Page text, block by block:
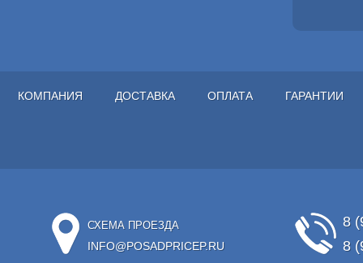
КОМПАНИЯ ДОСТАВКА ОПЛАТА ГАРАНТИИ
СХЕМА ПРОЕЗДА
INFO@POSADPRICEP.RU
8
8